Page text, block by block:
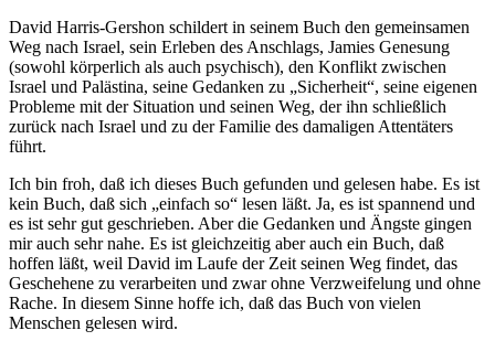
David Harris-Gershon schildert in seinem Buch den gemeinsamen
Weg nach Israel, sein Erleben des Anschlags, Jamies Genesung
(sowohl körperlich als auch psychisch), den Konflikt zwischen
Israel und Palästina, seine Gedanken zu „Sicherheit“, seine eigenen
Probleme mit der Situation und seinen Weg, der ihn schließlich
zurück nach Israel und zu der Familie des damaligen Attentäters
führt.
Ich bin froh, daß ich dieses Buch gefunden und gelesen habe. Es ist
kein Buch, daß sich „einfach so“ lesen läßt. Ja, es ist spannend und
es ist sehr gut geschrieben. Aber die Gedanken und Ängste gingen
mir auch sehr nahe. Es ist gleichzeitig aber auch ein Buch, daß
hoffen läßt, weil David im Laufe der Zeit seinen Weg findet, das
Geschehene zu verarbeiten und zwar ohne Verzweifelung und ohne
Rache. In diesem Sinne hoffe ich, daß das Buch von vielen
Menschen gelesen wird.